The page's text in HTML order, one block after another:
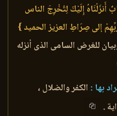
أَنزَلْنَاهُ إِلَيْكَ لِتُخْرِجَ الناس
إلى صِرَاطِ العزيز الحميد }
للغرض السامى الذى أنزله
بها : الكفر والضلال ،
.